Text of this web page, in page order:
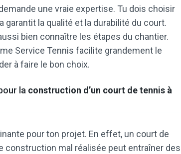
une vraie expertise. Tu dois choisir
la qualité et la durabilité du court.
bien connaître les étapes du chantier.
Service Tennis facilite grandement le
à faire le bon choix.
la construction d’un court de tennis à
pour ton projet. En effet, un court de
construction mal réalisée peut entraîner des